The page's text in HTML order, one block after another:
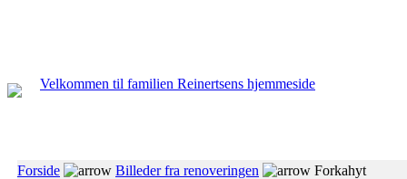
Velkommen til familien Reinertsens hjemmeside
Forside Billeder fra renoveringen
Forkahyt